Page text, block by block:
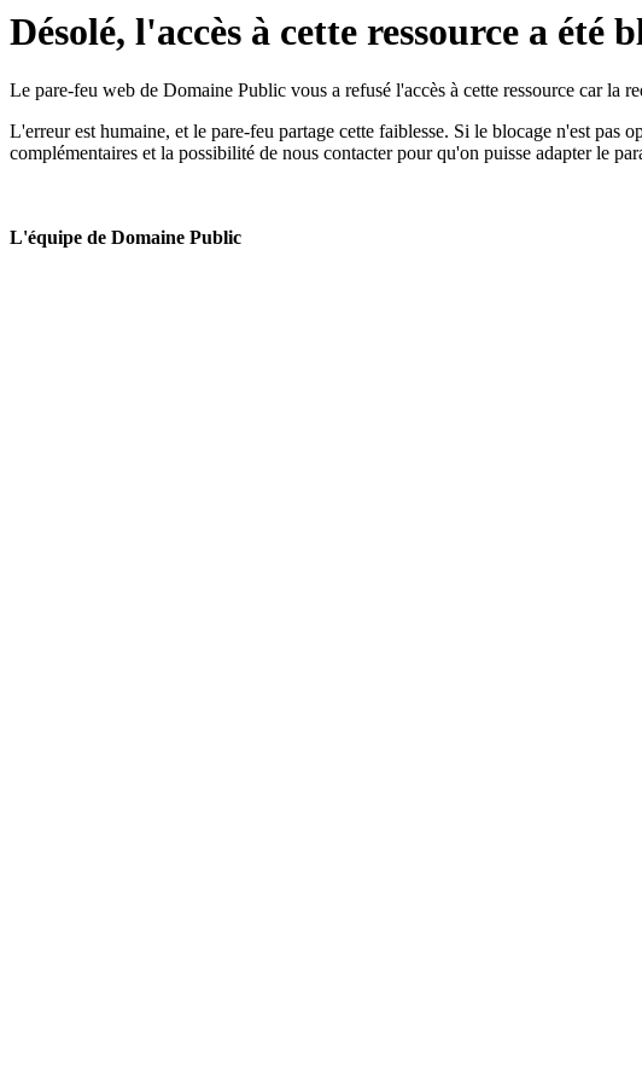
Désolé, l'accès à cette ressource a été
Le pare-feu web de Domaine Public vous a refusé l'accès à cette ressource car la
L'erreur est humaine, et le pare-feu partage cette faiblesse. Si le blocage n'est pas
complémentaires et la possibilité de nous contacter pour qu'on puisse adapter le
L'équipe de Domaine Public